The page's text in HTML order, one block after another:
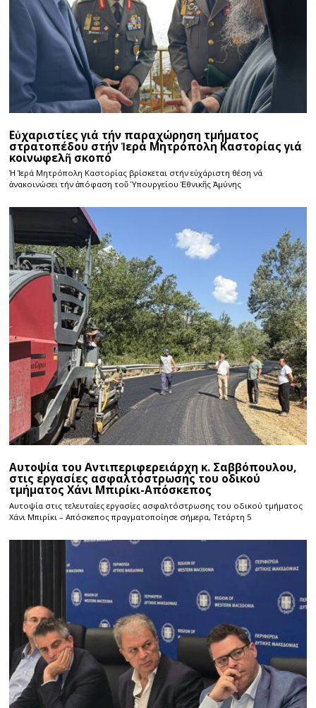
Εὐχαριστίες γιά τήν παραχώρηση τμήματος
στρατοπέδου στήν Ἱερά Μητρόπολη Καστορίας γιά
κοινωφελῆ σκοπό
Ἡ Ἱερά Μητρόπολη Καστορίας βρίσκεται στήν εὐχάριστη θέση νά
ἀνακοινώσει τήν ἀπόφαση τοῦ Ὑπουργείου Ἐθνικῆς Ἀμύνης
Αυτοψία του Αντιπεριφερειάρχη κ. Σαββόπουλου,
στις εργασίες ασφαλτόστρωσης του οδικού
τμήματος Χάνι Μπιρίκι-Απόσκεπος
Αυτοψία στις τελευταίες εργασίες ασφαλτόστρωσης του οδικού τμήματος
Χάνι Μπιρίκι – Απόσκεπος πραγματοποίησε σήμερα, Τετάρτη 5